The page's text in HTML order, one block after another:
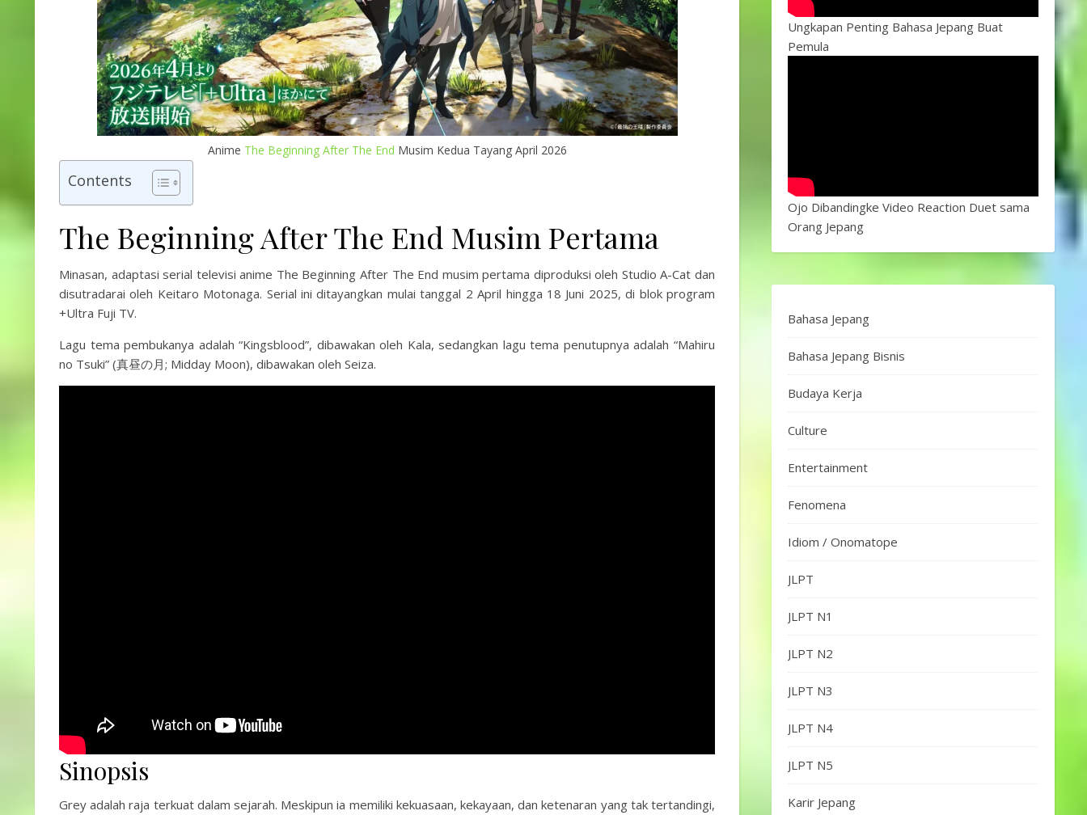
Anime The Beginning After The End Musim Kedua Tayang April 2026
Contents
The Beginning After The End Musim Pertama
Minasan, adaptasi serial televisi anime The Beginning After The End musim pertama diproduksi oleh Studio A-Cat dan
disutradarai oleh Keitaro Motonaga. Serial ini ditayangkan mulai tanggal 2 April hingga 18 Juni 2025, di blok program
+Ultra Fuji TV.
Lagu tema pembukanya adalah “Kingsblood”, dibawakan oleh Kala, sedangkan lagu tema penutupnya adalah “Mahiru
no Tsuki” (真昼の月; Midday Moon), dibawakan oleh Seiza.
Sinopsis
Grey adalah raja terkuat dalam sejarah. Meskipun ia memiliki kekuasaan, kekayaan, dan ketenaran yang tak tertandingi,
Ungkapan Penting Bahasa Jepang Buat
Pemula
Ojo Dibandingke Video Reaction Duet sama
Orang Jepang
Bahasa Jepang
Bahasa Jepang Bisnis
Budaya Kerja
Culture
Entertainment
Fenomena
Idiom / Onomatope
JLPT
JLPT N1
JLPT N2
JLPT N3
JLPT N4
JLPT N5
Karir Jepang